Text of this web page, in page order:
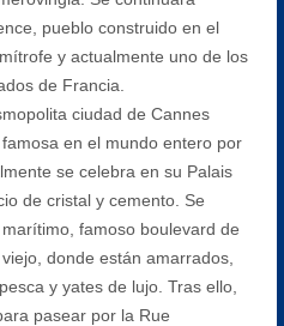
pueblo construido en el
y actualmente uno de los
de Francia.
ciudad de Cannes
en el mundo entero por
se celebra en su Palais
de cristal y cemento. Se
famoso boulevard de
donde están amarrados,
y yates de lujo. Tras ello,
pasear por la Rue